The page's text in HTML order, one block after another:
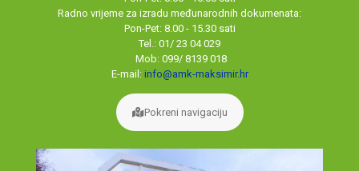
Radno vrijeme za izradu međunarodnih dokumenata:
Pon-Pet: 8.00 - 15.30 sati
Tel.: 01/ 23 04 029
Mob: 099/ 8139 018
E-mail: info@amk-maksimir.hr
Pokreni navigaciju